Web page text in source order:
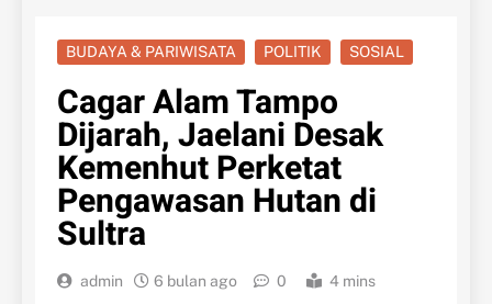
BUDAYA & PARIWISATA POLITIK SOSIAL
Cagar Alam Tampo
Dijarah, Jaelani Desak
Kemenhut Perketat
Pengawasan Hutan di
Sultra
admin 6 bulan ago 0 4 mins